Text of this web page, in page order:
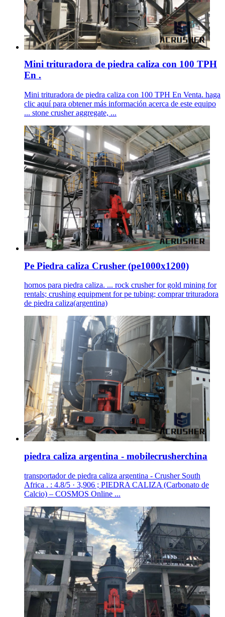
Mini trituradora de piedra caliza con 100 TPH
En .
Mini trituradora de piedra caliza con 100 TPH En Venta. haga
clic aquí para obtener más información acerca de este equipo
... stone crusher aggregate, ...
Pe Piedra caliza Crusher (pe1000x1200)
hornos para piedra caliza. ... rock crusher for gold mining for
rentals; crushing equipment for pe tubing; comprar trituradora
de piedra caliza(argentina)
piedra caliza argentina - mobilecrusherchina
transportador de piedra caliza argentina - Crusher South
Africa . : 4.8/5 · 3,906 ; PIEDRA CALIZA (Carbonato de
Calcio) – COSMOS Online ...